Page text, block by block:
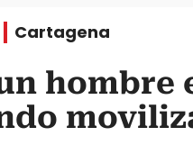
Cartagena
hombre